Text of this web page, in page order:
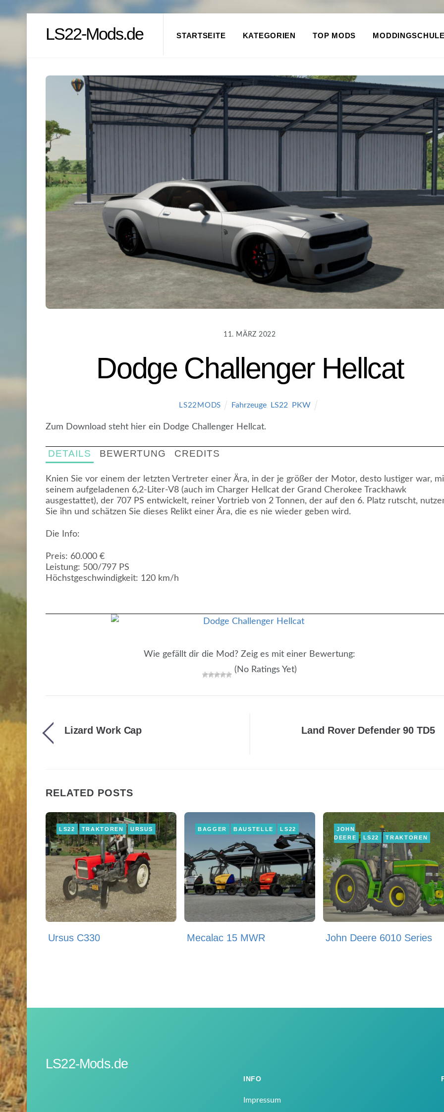
LS22-Mods.de STARTSEITE KATEGORIEN TOP MODS
11. MÄRZ 2022
Dodge Challenger Hellcat
LS22MODS Fahrzeuge LS22 PKW
Zum Download steht hier ein Dodge Challenger Hellcat.
DETAILS BEWERTUNG CREDITS
Knien Sie vor einem der letzten Vertreter einer Ära, in der je größer der Motor, desto lustiger war,
seinem aufgeladenen 6,2-Liter-V8 (auch im Charger Hellcat der Grand Cherokee Trackhawk
ausgestattet), der 707 PS entwickelt, reiner Vortrieb von 2 Tonnen, der auf den 6. Platz rutscht,
Sie ihn und schätzen Sie dieses Relikt einer Ära, die es nie wieder geben wird.
Die Info:
Preis: 60.000 €
Leistung: 500/797 PS
Höchstgeschwindigkeit: 120 km/h
Wie gefällt dir die Mod? Zeig es mit einer Bewertung:
(No Ratings Yet)
Lizard Work Cap Land Rover Defender 90 TD5
RELATED POSTS
LS22 TRAKTOREN URSUS
Ursus C330
BAGGER BAUSTELLE LS22
Mecalac 15 MWR
JOHN
DEERE
LS22 TRAKTOREN
John Deere 6010 Series
LS22-Mods.de
INFO
Impressum